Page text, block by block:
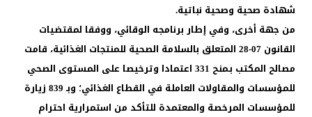
شهادة صحية وصحية نباتية.
من جهة أخرى، وفي إطار برنامجه الوقائي، ووفقا لمقتضيات
القانون 07-28 المتعلق بالسلامة الصحية للمنتجات الغذائية، قامت
مصالح المكتب بـمنح 331 اعتمادا وترخيصا على المستوى الصحي
للمؤسسات والمقاولات العاملة في القطاع الغذائي؛ وبـ 839 زيارة
للمؤسسات المرخصة والمعتمدة للتأكد من استمرارية احترام